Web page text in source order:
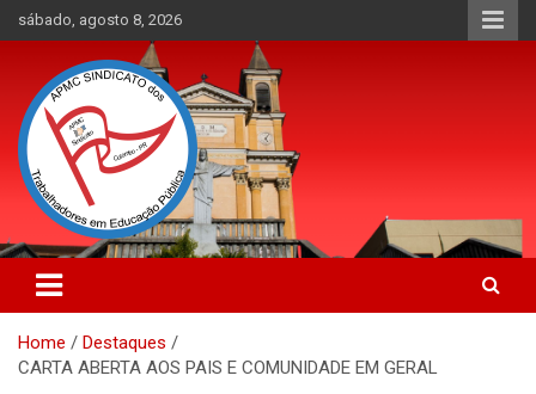
Skip
to
sábado, agosto 8, 2026
APMC Sindicato: Sindicato dos
Trabalhadores em Educação
Pública
APMC Sindicato dos Trabalhadores em educação pública do
município de Colombo, Estado do Paraná. Nenhum Direito a
Menos!
Home
Destaques
CARTA ABERTA AOS PAIS E COMUNIDADE EM GERAL